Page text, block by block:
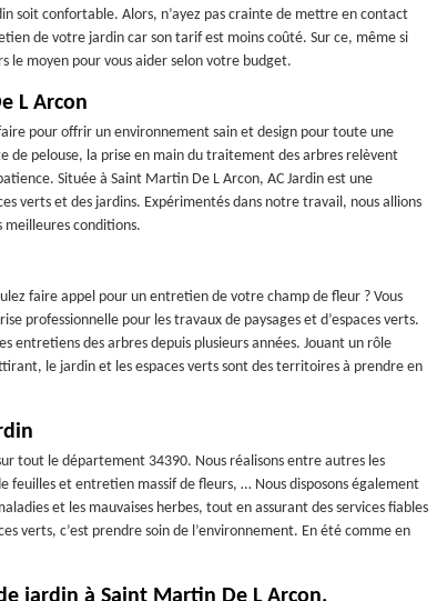
soit confortable. Alors, n’ayez pas crainte de mettre en contact
de votre jardin car son tarif est moins coûté. Sur ce, même si
le moyen pour vous aider selon votre budget.
L Arcon
pour offrir un environnement sain et design pour toute une
pelouse, la prise en main du traitement des arbres relèvent
Située à Saint Martin De L Arcon, AC Jardin est une
verts et des jardins. Expérimentés dans notre travail, nous allions
meilleures conditions.
faire appel pour un entretien de votre champ de fleur ? Vous
professionnelle pour les travaux de paysages et d’espaces verts.
entretiens des arbres depuis plusieurs années. Jouant un rôle
le jardin et les espaces verts sont des territoires à prendre en
tout le département 34390. Nous réalisons entre autres les
feuilles et entretien massif de fleurs, … Nous disposons également
et les mauvaises herbes, tout en assurant des services fiables
verts, c’est prendre soin de l’environnement. En été comme en
jardin à Saint Martin De L Arcon.